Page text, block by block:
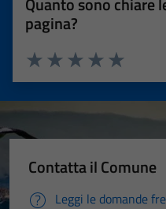
pagina?
Valuta 5
Valuta 4 stelle
Valuta 3 stelle su 5
Valuta 2 stelle su 5
Valuta 1 stelle su 5
Contatta il Comune
Leggi le domande